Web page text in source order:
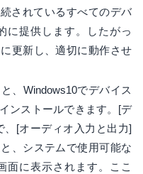
されているすべてのデバ
に提供します。したがっ
更新し、適切に動作させ
、Windows10でデバイス
ンストールできます。[デ
[オーディオ入力と出力]
、システムで使用可能な
面に表示されます。ここ